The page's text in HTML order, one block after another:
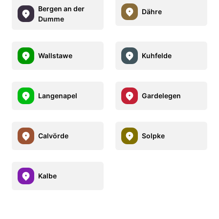
Bergen an der
Dumme
Dähre
Wallstawe Kuhfelde
Langenapel Gardelegen
Calvörde Solpke
Kalbe